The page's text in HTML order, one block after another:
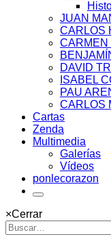
JUAN
CARLOS
CARMEN
DAVID
ISABEL
PAU
CARLOS
Cartas
Zenda
Multimedia
Galerías
Vídeos
ponlecorazon
×Cerrar